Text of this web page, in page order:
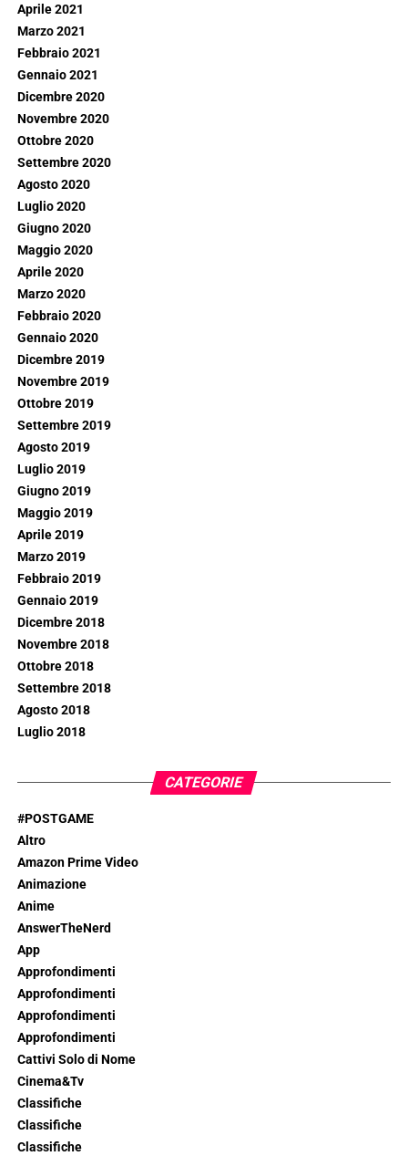
Aprile 2021
Marzo 2021
Febbraio 2021
Gennaio 2021
Dicembre 2020
Novembre 2020
Ottobre 2020
Settembre 2020
Agosto 2020
Luglio 2020
Giugno 2020
Maggio 2020
Aprile 2020
Marzo 2020
Febbraio 2020
Gennaio 2020
Dicembre 2019
Novembre 2019
Ottobre 2019
Settembre 2019
Agosto 2019
Luglio 2019
Giugno 2019
Maggio 2019
Aprile 2019
Marzo 2019
Febbraio 2019
Gennaio 2019
Dicembre 2018
Novembre 2018
Ottobre 2018
Settembre 2018
Agosto 2018
Luglio 2018
CATEGORIE
#POSTGAME
Altro
Amazon Prime Video
Animazione
Anime
AnswerTheNerd
App
Approfondimenti
Approfondimenti
Approfondimenti
Approfondimenti
Cattivi Solo di Nome
Cinema&Tv
Classifiche
Classifiche
Classifiche